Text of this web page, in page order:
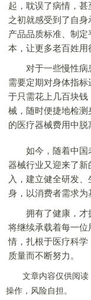
起，耽误了病情，
之初就感受到了自
产品品质标准、制
本，让更多老百姓用
对于一些慢性病患
需要定期对身体指
于只需花上几百块
械，随时便捷地检
的医疗器械费用中脱
如今，随着中国
器械行业又迎来了
入，建立健全研发
身，以消费者需求为
拥有了健康，才
将继续承载着每一
情，扎根于医疗科学
质量而不断努力。
文章内容仅供阅读
操作，风险自担。